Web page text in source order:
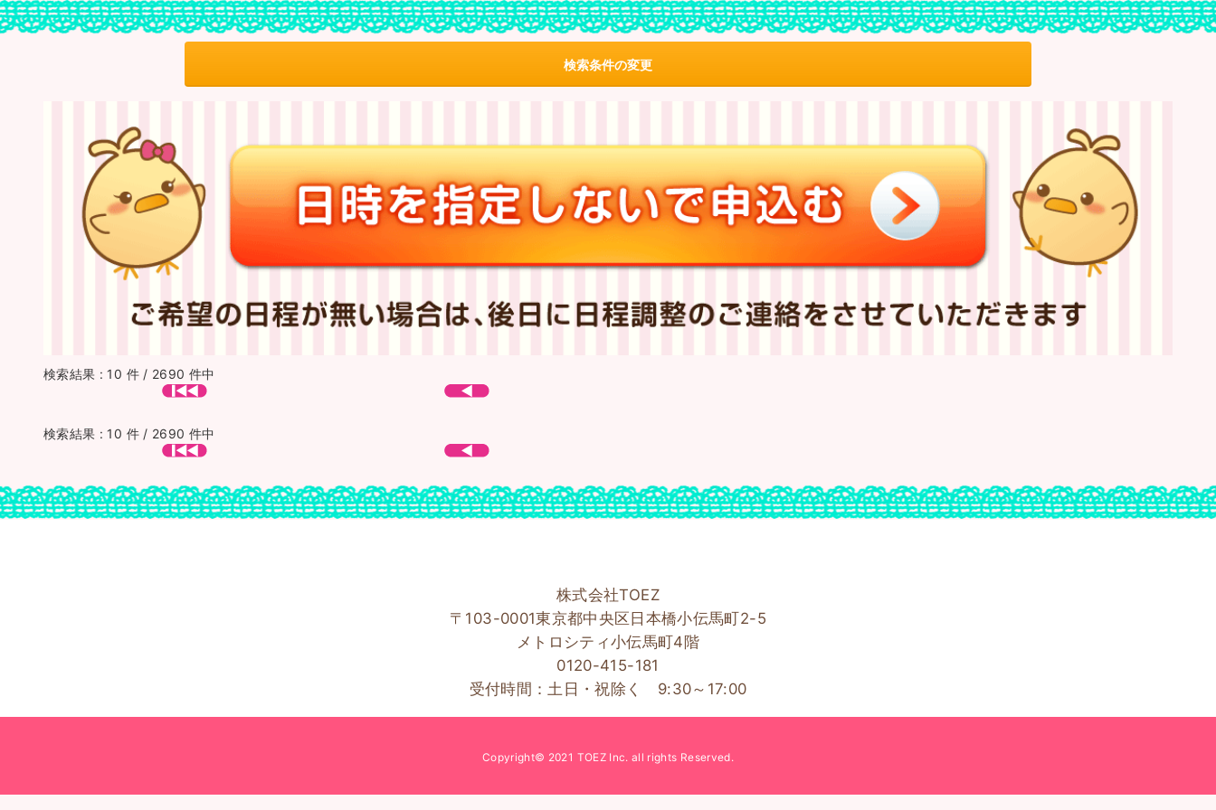
検索結果 : 10 件 / 2690 件中
検索結果 : 10 件 / 2690 件中
株式会社TOEZ
〒103-0001東京都中央区日本橋小伝馬町2-5
メトロシティ小伝馬町4階
0120-415-181
受付時間：土日・祝除く 9:30～17:00
Copyright© 2021 TOEZ Inc. all rights Reserved.